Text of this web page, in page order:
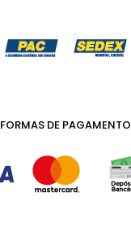
FORMAS DE PAGAMENTO